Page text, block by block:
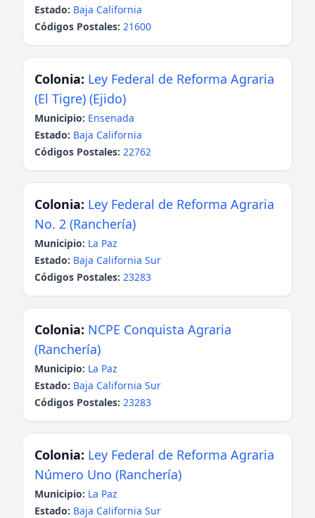
Estado: Baja California
Códigos Postales: 21600
Colonia: Ley Federal de Reforma Agraria
(El Tigre) (Ejido)
Municipio: Ensenada
Estado: Baja California
Códigos Postales: 22762
Colonia: Ley Federal de Reforma Agraria
No. 2 (Ranchería)
Municipio: La Paz
Estado: Baja California Sur
Códigos Postales: 23283
Colonia: NCPE Conquista Agraria
(Ranchería)
Municipio: La Paz
Estado: Baja California Sur
Códigos Postales: 23283
Colonia: Ley Federal de Reforma Agraria
Número Uno (Ranchería)
Municipio: La Paz
Estado: Baja California Sur